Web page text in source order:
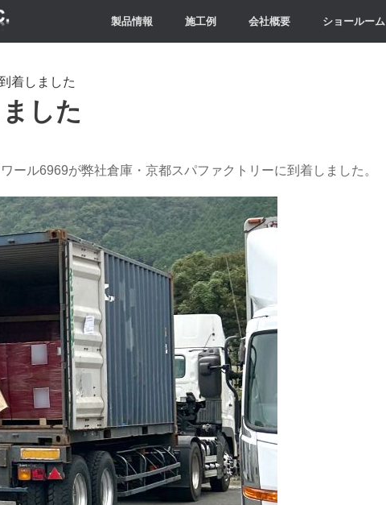
製品情報 施工例 会社概要 ショールーム
着しました
した
ール6969が弊社倉庫・京都スパファクトリーに到着しました。